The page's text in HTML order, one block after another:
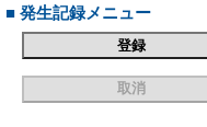
■ 発生記録メニュー